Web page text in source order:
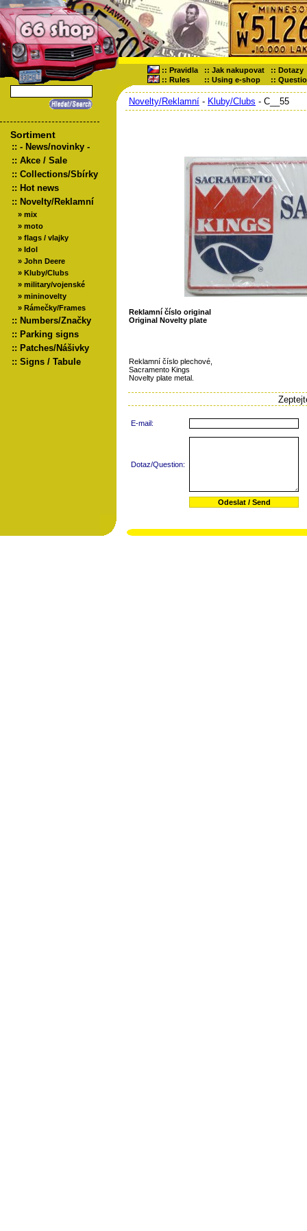
:: Pravidla :: Jak nakupovat :: Dotazy
:: Rules :: Using e-shop ::
Sortiment
:: - News/novinky -
:: Akce / Sale
:: Collections/Sbírky
:: Hot news
:: Novelty/Reklamní
» mix
» moto
» flags / vlajky
» Idol
» John Deere
» Kluby/Clubs
» military/vojenské
» mininovelty
» Rámečky/Frames
:: Numbers/Značky
:: Parking signs
:: Patches/Nášivky
:: Signs / Tabule
Novelty/Reklamní - Kluby/Clubs - C__55
Reklamní číslo original
Original Novelty plate
Reklamní číslo plechové,
Sacramento Kings
Novelty plate metal.
E-mail:
Dotaz/Question: